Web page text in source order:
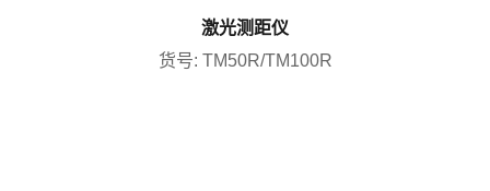
激光测距仪
货号: TM50R/TM100R